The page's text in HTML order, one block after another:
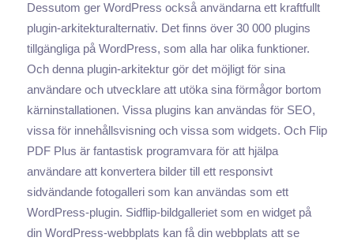
Dessutom ger WordPress också användarna ett kraftfullt
plugin-arkitekturalternativ. Det finns över 30 000 plugins
tillgängliga på WordPress, som alla har olika funktioner.
Och denna plugin-arkitektur gör det möjligt för sina
användare och utvecklare att utöka sina förmågor bortom
kärninstallationen. Vissa plugins kan användas för SEO,
vissa för innehållsvisning och vissa som widgets. Och Flip
PDF Plus är fantastisk programvara för att hjälpa
användare att konvertera bilder till ett responsivt
sidvändande fotogalleri som kan användas som ett
WordPress-plugin. Sidflip-bildgalleriet som en widget på
din WordPress-webbplats kan få din webbplats att se